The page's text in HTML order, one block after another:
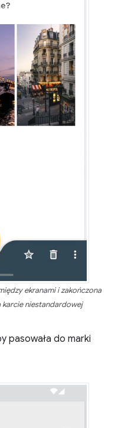
ekranami i zakończona
niestandardowej
pasowała do marki